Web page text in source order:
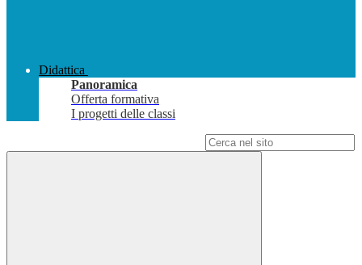
Didattica
Panoramica
Offerta formativa
I progetti delle classi